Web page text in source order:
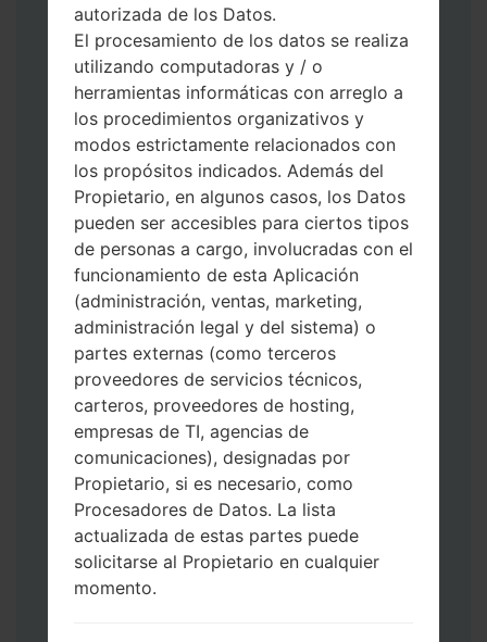
Descargue a su PC: la última versión de
Odin 3 .
A continuación, extraiga el archivo de
firmware.
Debe obtener 1 (si es archivo 1, elíjalo aquí)
o 5 (si es archivo 5, selecciónelo aquí):
AP: "Sistema y Recuperación"
CP: "Módem y Radio"
CSC _ ***: "País y región y operador"
HOME_CSC _ ***: "País y regióny
operador"
Agregue todos los archivos a Odin 3.
Si desea hacer clean flash, use CSC _ *** o
autorizada de los Datos.
El procesamiento de los datos se realiza
utilizando computadoras y / o
herramientas informáticas con arreglo a
los procedimientos organizativos y
modos estrictamente relacionados con
los propósitos indicados. Además del
Propietario, en algunos casos, los Datos
pueden ser accesibles para ciertos tipos
de personas a cargo, involucradas con el
funcionamiento de esta Aplicación
(administración, ventas, marketing,
administración legal y del sistema) o
partes externas (como terceros
proveedores de servicios técnicos,
carteros, proveedores de hosting,
empresas de TI, agencias de
comunicaciones), designadas por
Propietario, si es necesario, como
Procesadores de Datos. La lista
actualizada de estas partes puede
solicitarse al Propietario en cualquier
momento.